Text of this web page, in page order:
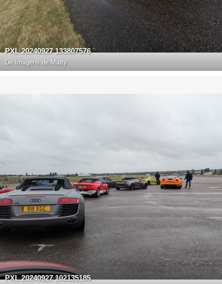
PXL 20240927 133807576
De Imagens de Matty
PXL 20240927 102135185